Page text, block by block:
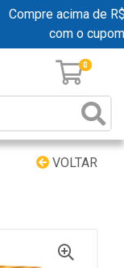
Compre acima de
com o cupom
0
VOLTAR